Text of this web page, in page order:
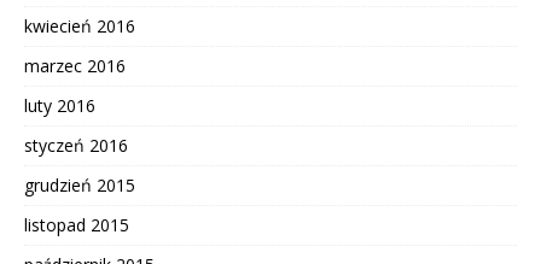
kwiecień 2016
marzec 2016
luty 2016
styczeń 2016
grudzień 2015
listopad 2015